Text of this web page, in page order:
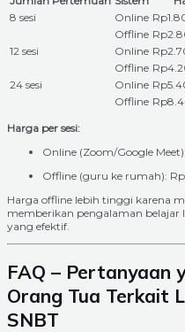
8 sesi
Online
Offline
12 sesi
Online
Offline
24 sesi
Online
Offline
Harga per sesi:
Online (Zoom/Google
Offline (guru ke rumah):
Harga offline lebih tinggi karena
memberikan pengalaman
yang efektif.
FAQ – Pertanyaan
Orang Tua Terkait
SNBT